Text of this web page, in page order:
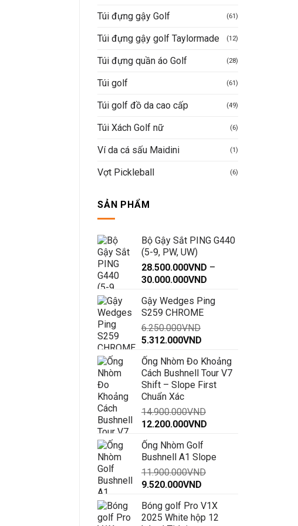
Túi đựng gậy Golf (61)
Túi đựng gậy golf Taylormade (12)
Túi đựng quần áo Golf (28)
Túi golf (61)
Túi golf đồ da cao cấp (49)
Túi Xách Golf nữ (6)
Ví da cá sấu Maidini (1)
Vợt Pickleball (6)
SẢN PHẨM
Bộ Gậy Sắt PING G440
(5-9, PW, UW)
28.500.000VND –
30.000.000VND
từ
Gậy Wedges Ping
S259 CHROME
6.250.000VND
Giá
là:
6.250.000VND.
5.312.000VND
tại
là:
5.312.000VND.
Ống Nhòm Đo Khoảng
Cách Bushnell Tour V7
Shift – Slope First
Chuẩn Xác
14.900.000VND
Giá
là:
14.900.000VND.
12.200.000VND
là:
Ống Nhòm Golf
Bushnell A1 Slope
11.900.000VND
Giá
là:
11.900.000VND.
9.520.000VND
tại
là:
Bóng golf Pro V1X
2025 White hộp 12